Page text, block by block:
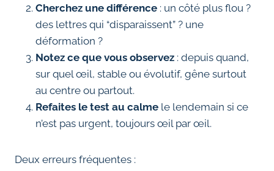
Cherchez une différence : un côté plus flou ?
des lettres qui “disparaissent” ? une
déformation ?
Notez ce que vous observez : depuis quand,
sur quel œil, stable ou évolutif, gêne surtout
au centre ou partout.
Refaites le test au calme le lendemain si ce
n’est pas urgent, toujours œil par œil.
Deux erreurs fréquentes :